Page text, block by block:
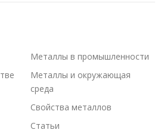
Металлы в промышленности
Металлы и окружающая
среда
Свойства металлов
Статьи